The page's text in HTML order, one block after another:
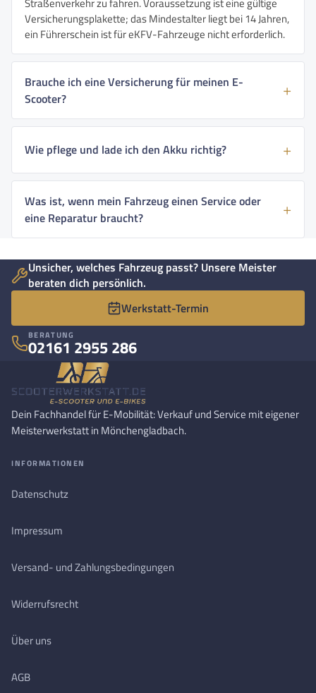
Versicherungsplakette; das Mindestalter liegt bei 14 Jahren,
ein Führerschein ist für eKFV-Fahrzeuge nicht erforderlich.
Brauche ich eine Versicherung für meinen E-
Scooter?
Wie pflege und lade ich den Akku richtig?
Was ist, wenn mein Fahrzeug einen Service oder
eine Reparatur braucht?
Unsicher, welches Fahrzeug passt? Unsere Meister
beraten dich persönlich.
Werkstatt-Termin
BERATUNG
02161 2955 286
Dein Fachhandel für E-Mobilität: Verkauf und Service mit eigener
Meisterwerkstatt in Mönchengladbach.
INFORMATIONEN
Datenschutz
Impressum
Versand- und Zahlungsbedingungen
Widerrufsrecht
Über uns
AGB